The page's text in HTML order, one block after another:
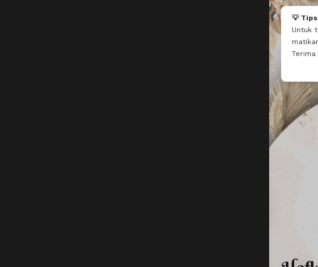
💡
Untuk
Terima